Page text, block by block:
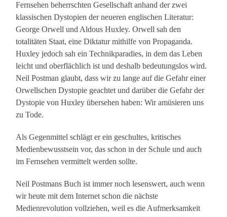
Fernsehen beherrschten Gesellschaft anhand der zwei
klassischen Dystopien der neueren englischen Literatur:
George Orwell und Aldous Huxley. Orwell sah den
totalitäten Staat, eine Diktatur mithilfe von Propaganda.
Huxley jedoch sah ein Technikparadies, in dem das Leben
leicht und oberflächlich ist und deshalb bedeutungslos wird.
Neil Postman glaubt, dass wir zu lange auf die Gefahr einer
Orwellschen Dystopie geachtet und darüber die Gefahr der
Dystopie von Huxley übersehen haben: Wir amüsieren uns
zu Tode.
Als Gegenmittel schlägt er ein geschultes, kritisches
Medienbewusstsein vor, das schon in der Schule und auch
im Fernsehen vermittelt werden sollte.
Neil Postmans Buch ist immer noch lesenswert, auch wenn
wir heute mit dem Internet schon die nächste
Medienrevolution vollziehen, weil es die Aufmerksamkeit